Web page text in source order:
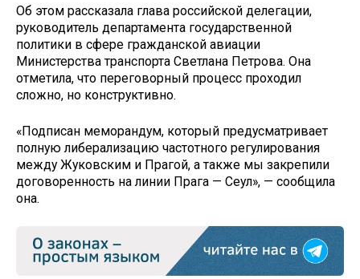
Об этом рассказала глава российской делегации,
руководитель департамента государственной
политики в сфере гражданской авиации
Министерства транспорта Светлана Петрова. Она
отметила, что переговорный процесс проходил
сложно, но конструктивно.
«Подписан меморандум, который предусматривает
полную либерализацию частотного регулирования
между Жуковским и Прагой, а также мы закрепили
договоренность на линии Прага — Сеул», — сообщила
она.